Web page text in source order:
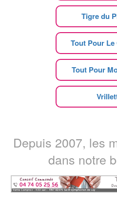
Tigre du
Tout Pour
Tout Pour
Depuis 2007, les
dans notre